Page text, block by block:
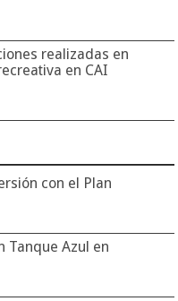
realizadas en
en CAI
con el Plan
Tanque Azul en